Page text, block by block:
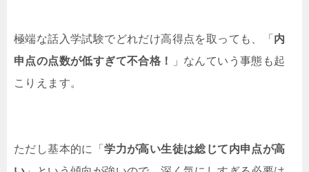
極端な話入学試験でどれだけ高得点を取っても、「 内
申点の点数が低すぎて不合格！
」なんていう事態も起
こりえます。
ただし基本的に「学力が高い生徒は総じて内申点が高